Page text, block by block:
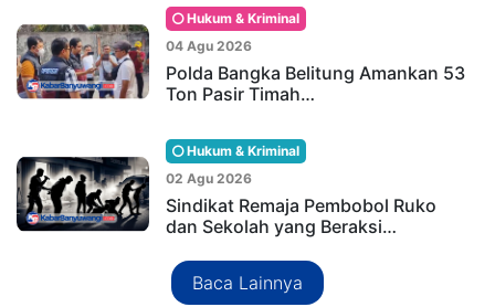
Hukum & Kriminal
04 Agu 2026
Polda Bangka Belitung Amankan 53
Ton Pasir Timah…
Hukum & Kriminal
02 Agu 2026
Sindikat Remaja Pembobol Ruko
dan Sekolah yang Beraksi…
Baca Lainnya